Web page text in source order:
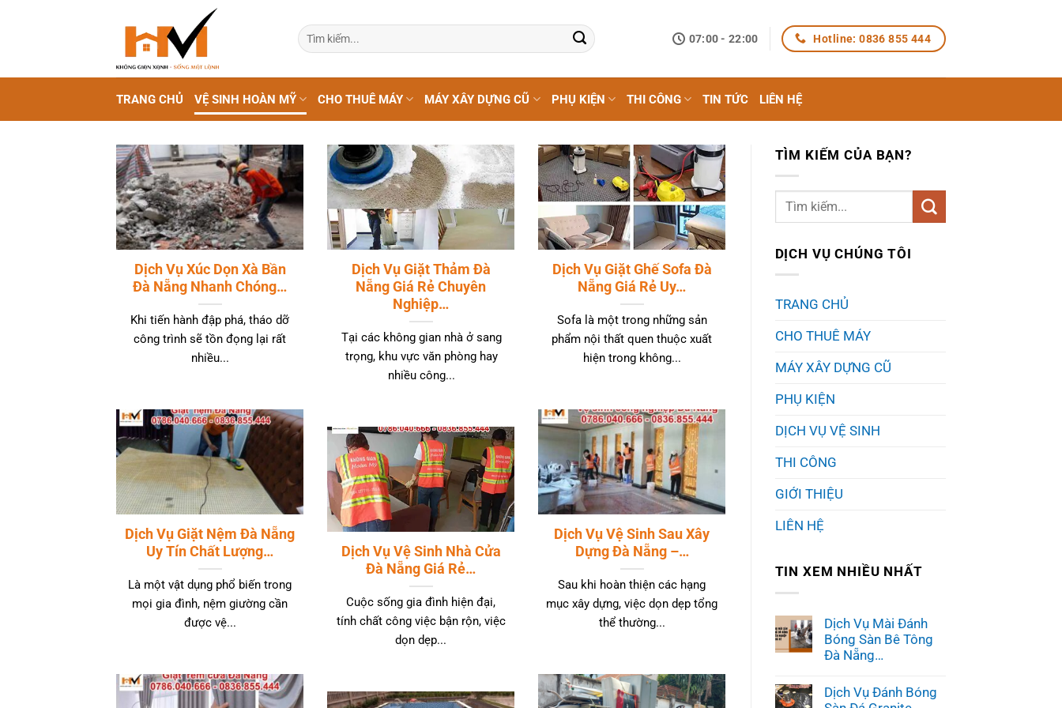
dung
Tìm
kiếm:
07:00 - 22:00 Hotline: 0836 855 444
TRANG CHỦ VỆ SINH HOÀN MỸ CHO THUÊ MÁY MÁY XÂY DỰNG CŨ PHỤ KIỆN THI CÔNG TIN TỨC LIÊN HỆ
Dịch Vụ Xúc Dọn Xà Bần
Đà Nẵng Nhanh Chóng…
Khi tiến hành đập phá, tháo dỡ
công trình sẽ tồn đọng lại rất
nhiều...
Dịch Vụ Giặt Thảm Đà
Nẵng Giá Rẻ Chuyên
Nghiệp…
Tại các không gian nhà ở sang
trọng, khu vực văn phòng hay
nhiều công...
Dịch Vụ Giặt Ghế Sofa Đà
Nẵng Giá Rẻ Uy…
Sofa là một trong những sản
phẩm nội thất quen thuộc xuất
hiện trong không...
Dịch Vụ Giặt Nệm Đà Nẵng
Uy Tín Chất Lượng…
Là một vật dụng phổ biến trong
mọi gia đình, nệm giường cần
được vệ...
Dịch Vụ Vệ Sinh Sau Xây
Dựng Đà Nẵng –…
Sau khi hoàn thiện các hạng
mục xây dựng, việc dọn dẹp tổng
thể thường...
Dịch Vụ Vệ Sinh Nhà Cửa
Đà Nẵng Giá Rẻ…
Cuộc sống gia đình hiện đại,
tính chất công việc bận rộn, việc
dọn dẹp...
TÌM KIẾM CỦA BẠN?
DỊCH VỤ CHÚNG TÔI
TRANG CHỦ
CHO THUÊ MÁY
MÁY XÂY DỰNG CŨ
PHỤ KIỆN
DỊCH VỤ VỆ SINH
THI CÔNG
GIỚI THIỆU
LIÊN HỆ
TIN XEM NHIỀU NHẤT
Dịch Vụ Mài Đánh
Bóng Sàn Bê Tông
Đà Nẵng…
bình
luận
Dịch Vụ Đánh Bóng